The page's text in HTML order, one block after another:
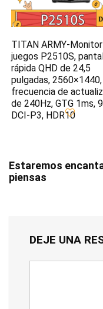
TITAN ARMY-
juegos P2510S,
rápida QHD de 24,5
pulgadas, 2560×1440,
frecuencia de
de 240Hz, GTG 1ms,
DCI-P3, HDR10
Estaremos
piensas
DEJE UNA